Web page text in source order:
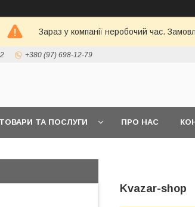
Зараз у компанії неробочий час.
+380 (97) 698-12-79
ТОВАРИ ТА ПОСЛУГИ ПРО НАС
Kvazar-shop